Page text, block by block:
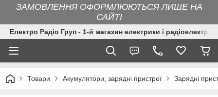
ЗАМОВЛЕННЯ ОФОРМЛЮЮТЬСЯ ЛИШЕ НА
САЙТІ
Електро Радіо Груп - 1-й магазин електрики і
Товари Акумулятори, зарядні пристрої Зарядні